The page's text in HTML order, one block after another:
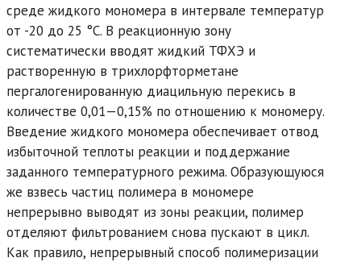
среде жидкого мономера в интервале температур
от -20 до 25 °С. В реакционную зону
систематически вводят жидкий ТФХЭ и
растворенную в трихлорфторметане
пергалогенированную диацильную перекись в
количестве 0,01—0,15% по отношению к мономеру.
Введение жидкого мономера обеспечивает отвод
избыточной теплоты реакции и поддержание
заданного температурного режима. Образующуюся
же взвесь частиц полимера в мономере
непрерывно выводят из зоны реакции, полимер
отделяют фильтрованием снова пускают в цикл.
Как правило, непрерывный способ полимеризации